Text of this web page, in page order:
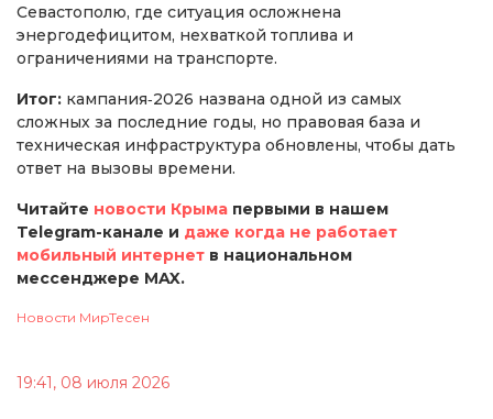
Севастополю, где ситуация осложнена
энергодефицитом, нехваткой топлива и
ограничениями на транспорте.
Итог: кампания‑2026 названа одной из самых
сложных за последние годы, но правовая база и
техническая инфраструктура обновлены, чтобы дать
ответ на вызовы времени.
Читайте новости Крыма первыми в нашем
Telegram-канале и даже когда не работает
мобильный интернет в национальном
мессенджере MAX.
Новости МирТесен
19:41, 08 июля 2026